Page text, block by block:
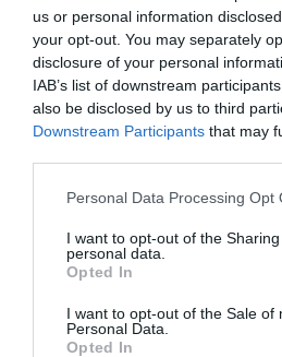
us or personal information
your opt-out. You may separately
disclosure of your personal
IAB’s list of downstream
also be disclosed by us to third
Downstream Participants that may
Personal Data Processing Opt
I want to opt-out of the
personal data.
Opted In
I want to opt-out of the Sale of
Personal Data.
Opted In
este problema. Un ejemplo es el
Española de Alquiler Garantizado, que
contar con un sistema de protección
servicio de alquiler garantizado en
El funcionamiento que nos proponen
Alquilergarantizadovalencia.com es
para recuperar la vivienda. Este
seguros tradicionales ofrecen
pólizas habituales. En cambio, el
vivienda, algo que aporta mayor
inmueble.